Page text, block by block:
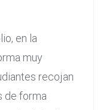
en la
muy
recojan
de forma